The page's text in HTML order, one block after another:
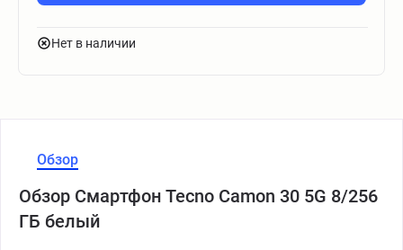
Нет в наличии
Обзор
Обзор Смартфон Tecno Camon 30 5G 8/256
ГБ белый